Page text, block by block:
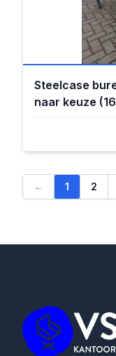
Steelcase
naar keuze
← 1 2